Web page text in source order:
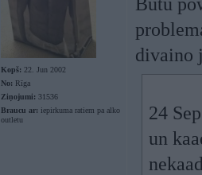
Kopš: 22. Jun 2002
No: Rīga
Ziņojumi: 31536
Braucu ar: iepirkuma ratiem pa alko
outletu
divaino
24
un